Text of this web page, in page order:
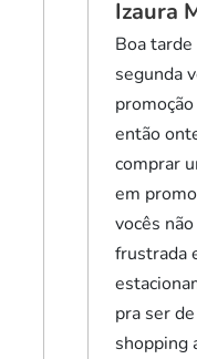
Izaura
Boa
segunda
então
comprar
em
vocês
frustrada
pra ser
shopping